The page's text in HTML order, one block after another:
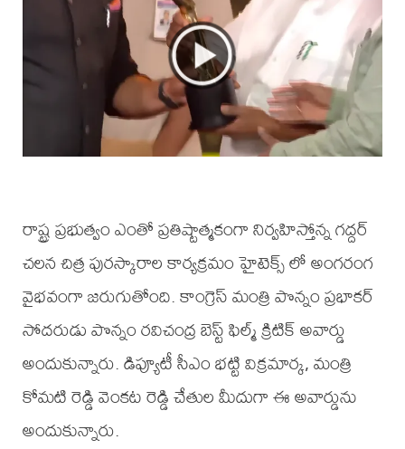
రాష్ట్ర ప్రభుత్వం ఎంతో ప్రతిష్టాత్మకంగా నిర్వహిస్తోన్న గద్దర్
చలన చిత్ర పురస్కారాల కార్యక్రమం హైటెక్స్ లో అంగరంగ
వైభవంగా జరుగుతోంది. కాంగ్రెస్ మంత్రి పొన్నం ప్రభాకర్
సోదరుడు పొన్నం రవిచంద్ర బెస్ట్ ఫిల్మ్ క్రిటిక్ అవార్డు
అందుకున్నారు. డిప్యూటీ సీఎం భట్టి విక్రమార్క, మంత్రి
కోమటి రెడ్డి వెంకట రెడ్డి చేతుల మీదుగా ఈ అవార్డును
అందుకున్నారు.